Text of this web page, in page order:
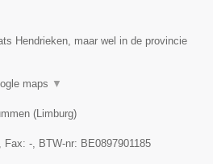
Hendrieken, maar wel in de provincie
maps ▼
(Limburg)
, Fax: -, BTW-nr: BE0897901185